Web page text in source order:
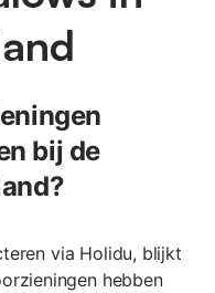
bij de
via Holidu, blijkt
hebben